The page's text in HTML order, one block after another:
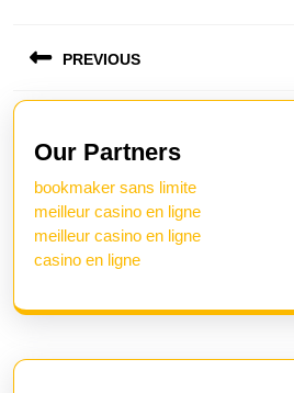
navigation
PREVIOUS
Previous
post:
Our Partners
bookmaker sans limite
meilleur casino en ligne
meilleur casino en ligne
casino en ligne